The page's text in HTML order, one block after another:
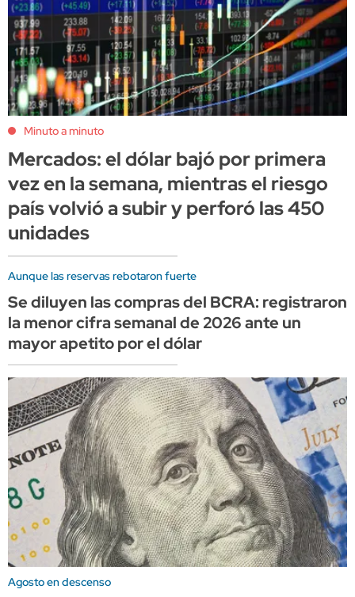
Minuto a minuto
Mercados: el dólar bajó por primera
vez en la semana, mientras el riesgo
país volvió a subir y perforó las 450
unidades
Aunque las reservas rebotaron fuerte
Se diluyen las compras del BCRA: registraron
la menor cifra semanal de 2026 ante un
mayor apetito por el dólar
Agosto en descenso